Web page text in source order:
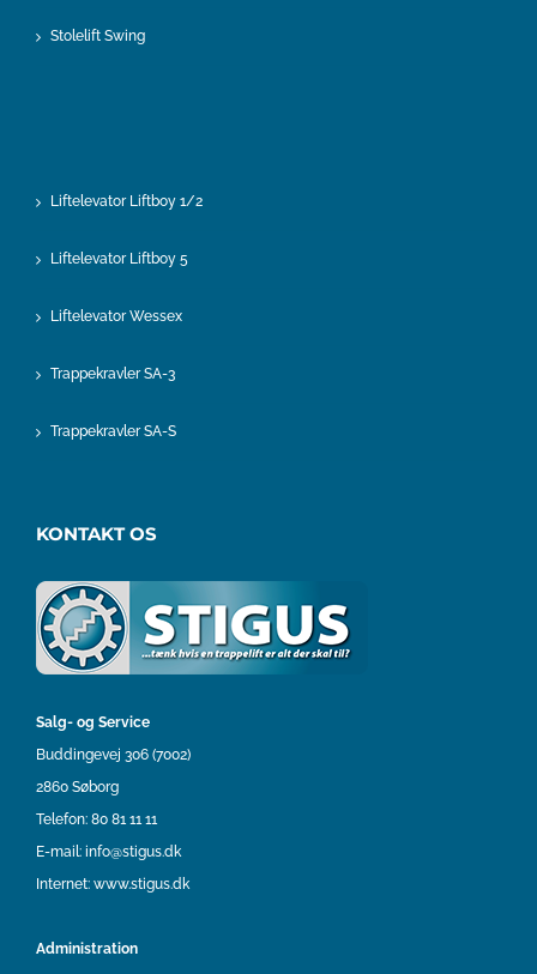
Stolelift Swing
Liftelevator Liftboy 1/2
Liftelevator Liftboy 5
Liftelevator Wessex
Trappekravler SA-3
Trappekravler SA-S
KONTAKT OS
Salg- og Service
Buddingevej 306 (7002)
2860 Søborg
Telefon: 80 81 11 11
E-mail: info@stigus.dk
Internet: www.stigus.dk
Administration